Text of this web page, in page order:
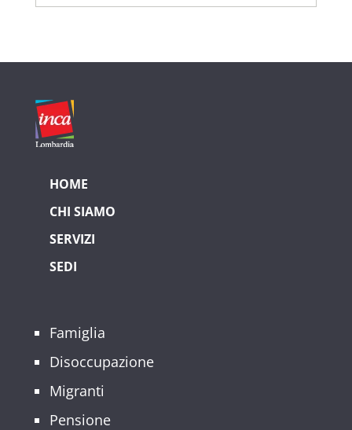
HOME
CHI SIAMO
SERVIZI
SEDI
Famiglia
Disoccupazione
Migranti
Pensione